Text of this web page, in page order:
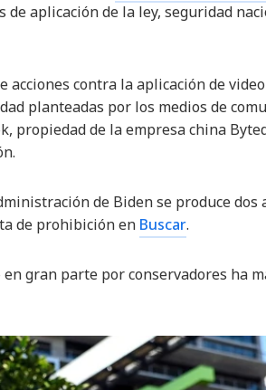
aplicación de la ley, seguridad
acciones contra la aplicación de
planteadas por los medios de
propiedad de la empresa china
de Biden se produce dos
de prohibición en Buscar.
gran parte por conservadores ha